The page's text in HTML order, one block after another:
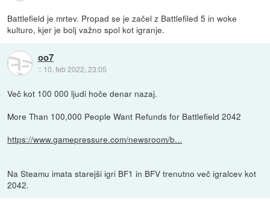
Battlefield je mrtev. Propad se je začel z Battlefiled 5 in woke
kulturo, kjer je bolj važno spol kot igranje.
oo7
:: 10. feb 2022, 23:05
Več kot 100 000 ljudi hoče denar nazaj.
More Than 100,000 People Want Refunds for Battlefield 2042
https://www.gamepressure.com/newsroom/b...
Na Steamu imata starejši igri BF1 in BFV trenutno več igralcev kot
2042.